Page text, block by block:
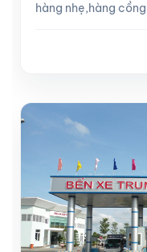
hàng nhẹ,hàng